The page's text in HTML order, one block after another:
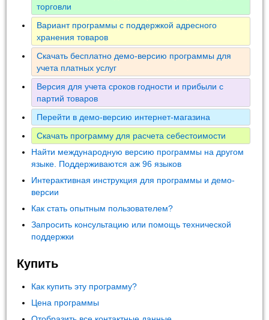
торговли
Вариант программы с поддержкой адресного
хранения товаров
Скачать бесплатно демо-версию программы для
учета платных услуг
Версия для учета сроков годности и прибыли с
партий товаров
Перейти в демо-версию интернет-магазина
Скачать программу для расчета себестоимости
Найти международную версию программы на другом
языке. Поддерживаются аж 96 языков
Интерактивная инструкция для программы и демо-
версии
Как стать опытным пользователем?
Запросить консультацию или помощь технической
поддержки
Купить
Как купить эту программу?
Цена программы